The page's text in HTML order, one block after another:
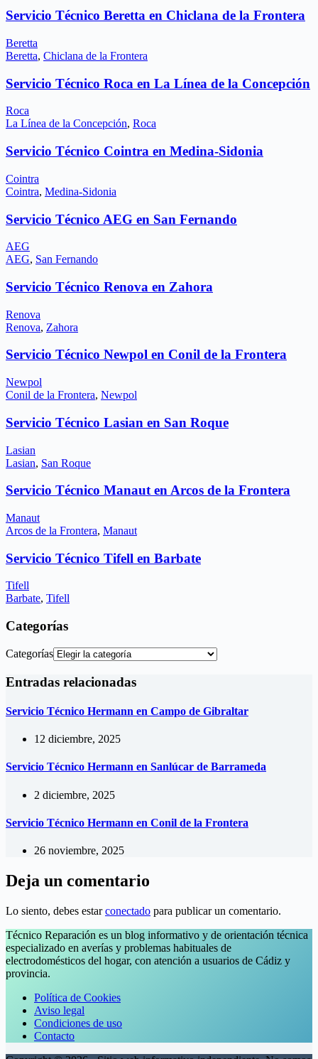
Servicio Técnico Beretta en Chiclana de la Frontera
Beretta
Beretta, Chiclana de la Frontera
Servicio Técnico Roca en La Línea de la Concepción
Roca
La Línea de la Concepción, Roca
Servicio Técnico Cointra en Medina-Sidonia
Cointra
Cointra, Medina-Sidonia
Servicio Técnico AEG en San Fernando
AEG
AEG, San Fernando
Servicio Técnico Renova en Zahora
Renova
Renova, Zahora
Servicio Técnico Newpol en Conil de la Frontera
Newpol
Conil de la Frontera, Newpol
Servicio Técnico Lasian en San Roque
Lasian
Lasian, San Roque
Servicio Técnico Manaut en Arcos de la Frontera
Manaut
Arcos de la Frontera, Manaut
Servicio Técnico Tifell en Barbate
Tifell
Barbate, Tifell
Categorías
Categorías
Entradas relacionadas
Servicio Técnico Hermann en Campo de Gibraltar
12 diciembre, 2025
Servicio Técnico Hermann en Sanlúcar de Barrameda
2 diciembre, 2025
Servicio Técnico Hermann en Conil de la Frontera
26 noviembre, 2025
Deja un comentario
Lo siento, debes estarconectado para publicar un comentario.
Técnico Reparación es un blog informativo y de orientación técnica
especializado en averías y problemas habituales de
electrodomésticos del hogar, con atención a usuarios de Cádiz y
provincia.
Política de Cookies
Aviso legal
Condiciones de uso
Contacto